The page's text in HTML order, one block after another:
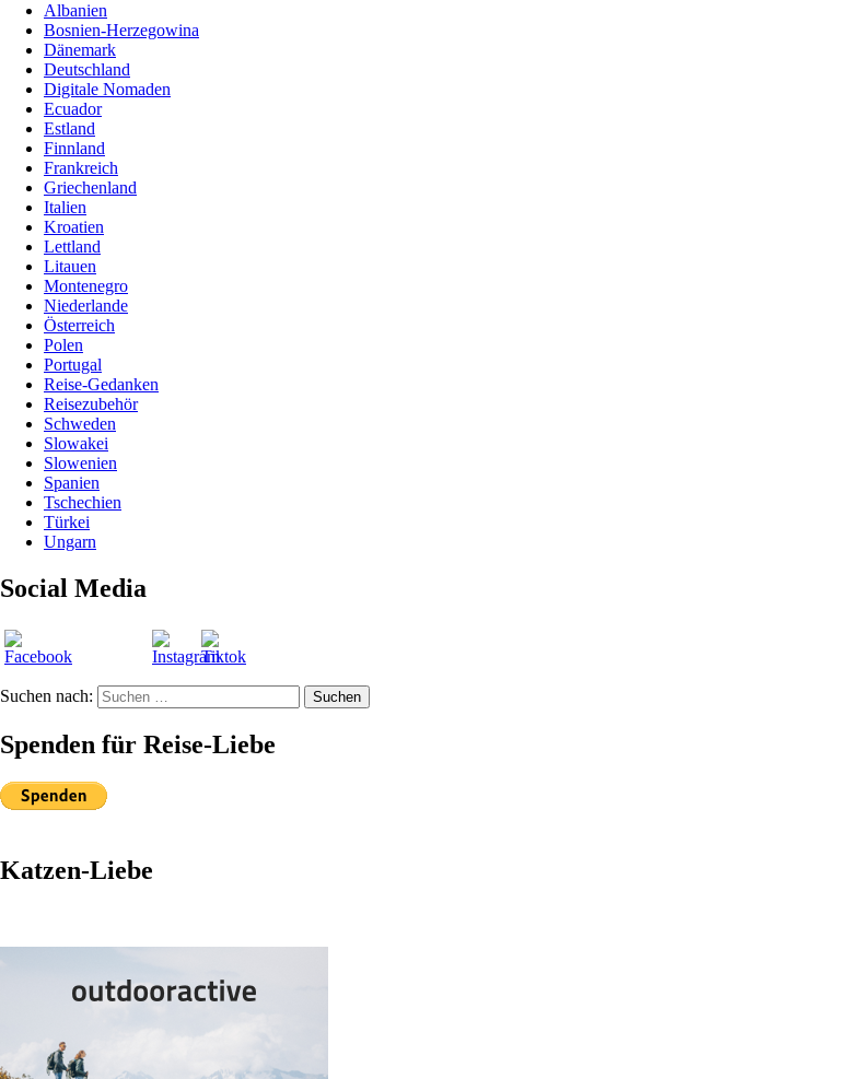
Albanien
Bosnien-Herzegowina
Dänemark
Deutschland
Digitale Nomaden
Ecuador
Estland
Finnland
Frankreich
Griechenland
Italien
Kroatien
Lettland
Litauen
Montenegro
Niederlande
Österreich
Polen
Portugal
Reise-Gedanken
Reisezubehör
Schweden
Slowakei
Slowenien
Spanien
Tschechien
Türkei
Ungarn
Social Media
Suchen nach: Suchen
Spenden für Reise-Liebe
Katzen-Liebe